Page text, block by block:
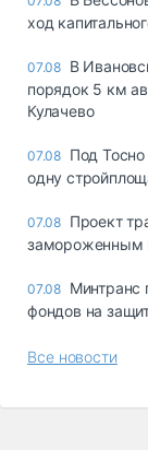
ход
07.08 В
порядок 5 км
Кулачево
07.08 Под
одну
07.08 Проект
замороженным
07.08 Минтранс
фондов на
Все новости